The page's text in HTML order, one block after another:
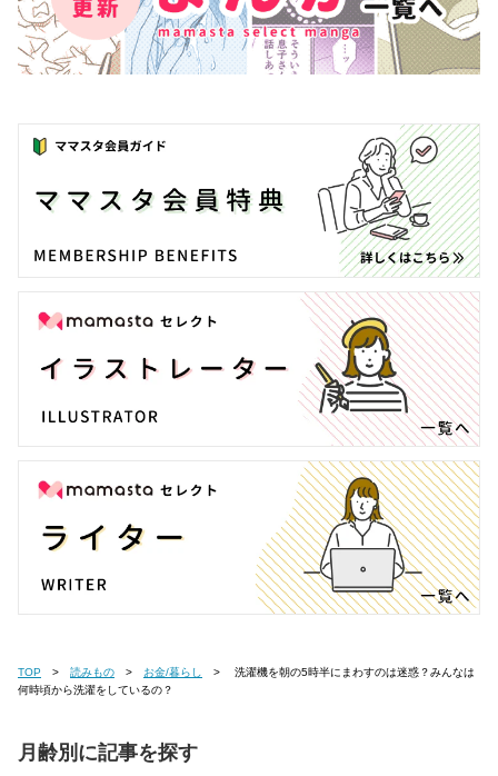
TOP 読みもの お金/暮らし
何時頃から洗濯をしているの？
月齢別に記事を探す